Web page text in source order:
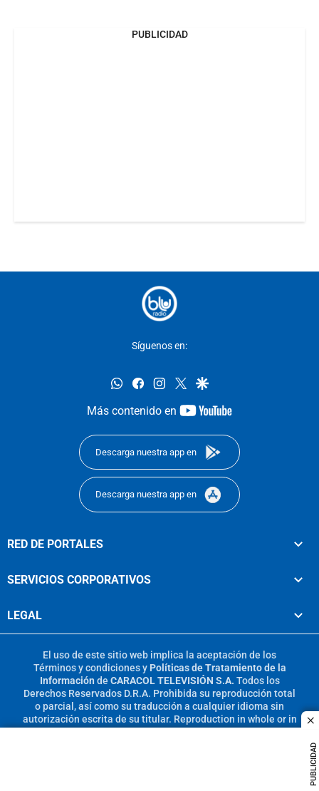
PUBLICIDAD
PUBLICIDAD
Síguenos en:
whatsappfacebookinstagram
twittergoogle
Más contenido en
youtube-
Descarga nuestra app en
Descarga nuestra app en
RED DE PORTALES
SERVICIOS CORPORATIVOS
LEGAL
El uso de este sitio web implica la aceptación de los
Términos y condicionesy Políticas de Tratamiento de la
Información de CARACOL TELEVISIÓN S.A. Todos los
Derechos Reservados D.R.A. Prohibida su reproducción total
o parcial, así como su traducción a cualquier idioma sin
autorización escrita de su titular. Reproduction in whole or in
part, or translation without written permission is prohibited.